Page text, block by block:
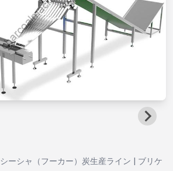
シーシャ（フーカー）炭生産ライン | ブリケ